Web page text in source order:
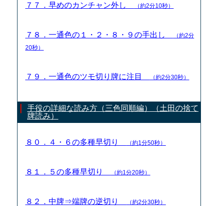
７７．早めのカンチャン外し （約2分10秒）
７８．一通色の１・２・８・９の手出し
（約2分
20秒）
７９．一通色のツモ切り牌に注目 （約2分30秒）
手役の詳細な読み方（三色同順編）（土田の捨て
牌読み）
８０．４・６の多種早切り （約1分50秒）
８１．５の多種早切り （約1分20秒）
８２．中牌⇒端牌の逆切り （約2分30秒）